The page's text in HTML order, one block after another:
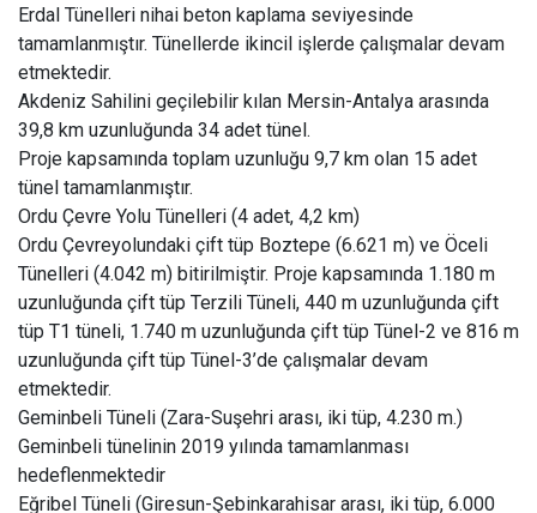
Erdal Tünelleri nihai beton kaplama seviyesinde
tamamlanmıştır. Tünellerde ikincil işlerde çalışmalar devam
etmektedir.
Akdeniz Sahilini geçilebilir kılan Mersin-Antalya arasında
39,8 km uzunluğunda 34 adet tünel.
Proje kapsamında toplam uzunluğu 9,7 km olan 15 adet
tünel tamamlanmıştır.
Ordu Çevre Yolu Tünelleri (4 adet, 4,2 km)
Ordu Çevreyolundaki çift tüp Boztepe (6.621 m) ve Öceli
Tünelleri (4.042 m) bitirilmiştir. Proje kapsamında 1.180 m
uzunluğunda çift tüp Terzili Tüneli, 440 m uzunluğunda çift
tüp T1 tüneli, 1.740 m uzunluğunda çift tüp Tünel-2 ve 816 m
uzunluğunda çift tüp Tünel-3’de çalışmalar devam
etmektedir.
Geminbeli Tüneli (Zara-Suşehri arası, iki tüp, 4.230 m.)
Geminbeli tünelinin 2019 yılında tamamlanması
hedeflenmektedir
Eğribel Tüneli (Giresun-Şebinkarahisar arası, iki tüp, 6.000